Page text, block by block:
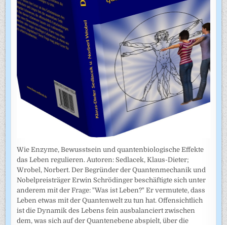
Wie Enzyme, Bewusstsein und quantenbiologische Effekte
das Leben regulieren. Autoren: Sedlacek, Klaus-Dieter;
Wrobel, Norbert. Der Begründer der Quantenmechanik und
Nobelpreisträger Erwin Schrödinger beschäftigte sich unter
anderem mit der Frage: "Was ist Leben?" Er vermutete, dass
Leben etwas mit der Quantenwelt zu tun hat. Offensichtlich
ist die Dynamik des Lebens fein ausbalanciert zwischen
dem, was sich auf der Quantenebene abspielt, über die